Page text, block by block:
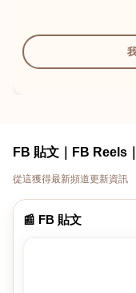
FB 貼文｜FB Reels
從這獲得最新頻道更新資訊
📰 FB 貼文